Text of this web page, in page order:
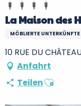
La Maison des
MÖBLIERTE
10 RUE DU
Anfahrt
TeilenAjouter